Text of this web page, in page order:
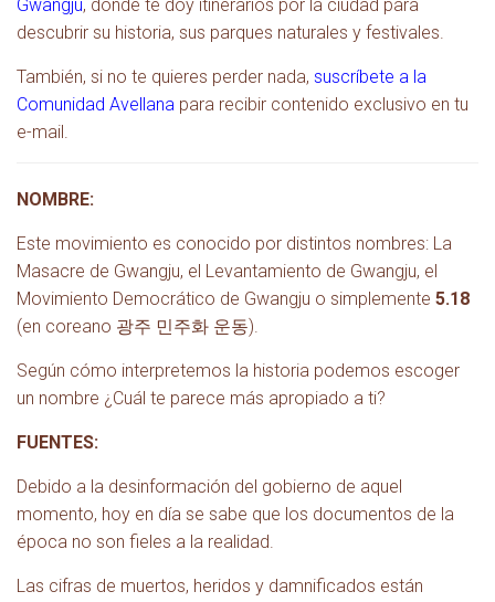
Gwangju, donde te doy itinerarios por la ciudad para
descubrir su historia, sus parques naturales y festivales.
También, si no te quieres perder nada, suscríbete a la
Comunidad Avellana para recibir contenido exclusivo en tu
e-mail.
NOMBRE:
Este movimiento es conocido por distintos nombres: La
Masacre de Gwangju, el Levantamiento de Gwangju, el
Movimiento Democrático de Gwangju o simplemente 5.18
(en coreano 광주 민주화 운동).
Según cómo interpretemos la historia podemos escoger
un nombre ¿Cuál te parece más apropiado a ti?
FUENTES:
Debido a la desinformación del gobierno de aquel
momento, hoy en día se sabe que los documentos de la
época no son fieles a la realidad.
Las cifras de muertos, heridos y damnificados están